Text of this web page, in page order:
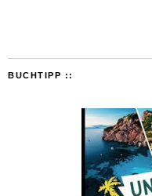
BUCHTIPP ::